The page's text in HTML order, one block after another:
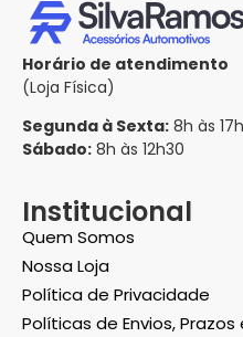
Horário de atendimento
(Loja Física)
Segunda à Sexta: 8h às
Sábado: 8h às 12h30
Institucional
Quem Somos
Nossa Loja
Política de Privacidade
Políticas de Envios, Prazos